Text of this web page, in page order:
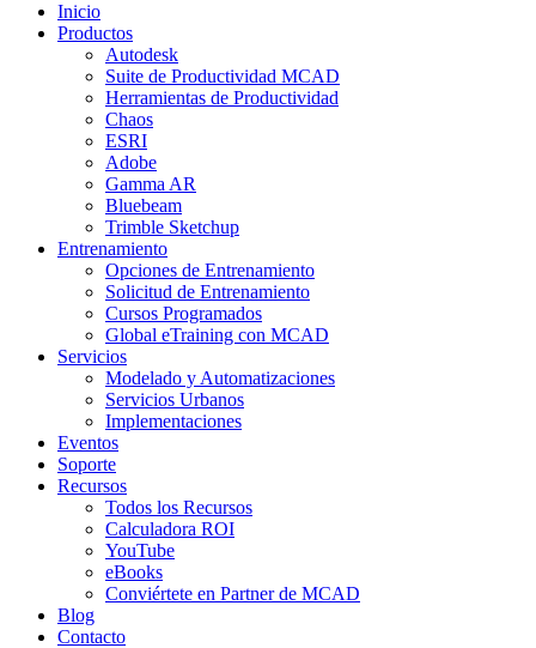
Inicio
Productos
Autodesk
Suite de Productividad MCAD
Herramientas de Productividad
Chaos
ESRI
Adobe
Gamma AR
Bluebeam
Trimble Sketchup
Entrenamiento
Opciones de Entrenamiento
Solicitud de Entrenamiento
Cursos Programados
Global eTraining con MCAD
Servicios
Modelado y Automatizaciones
Servicios Urbanos
Implementaciones
Eventos
Soporte
Recursos
Todos los Recursos
Calculadora ROI
YouTube
eBooks
Conviértete en Partner de MCAD
Blog
Contacto